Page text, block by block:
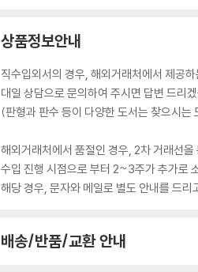
상품정보안내
직수입외서의 경우, 해외거래처에서 제공
대일 상담으로 문의하여 주시면 답변 드리
(판형과 판수 등이 다양한 도서는 찾으시
해외거래처에서 품절인 경우, 2차 거래선
수입 진행 시점으로 부터 2~3주가 추가로
해당 경우, 문자와 메일로 별도 안내를 드
배송/반품/교환 안내